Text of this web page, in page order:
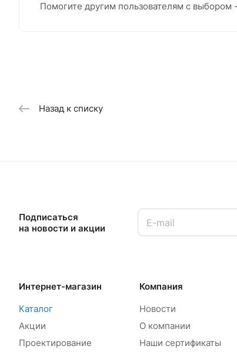
Помогите другим пользователям с
Назад к списку
Подписаться
на новости и акции
Интернет-магазин
Каталог
Акции
Проектирование
Компания
Новости
О компании
Наши сертификаты